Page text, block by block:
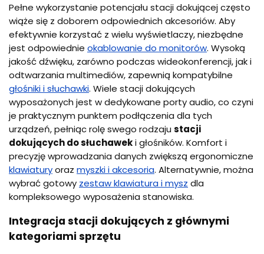
Pełne wykorzystanie potencjału stacji dokującej często
wiąże się z doborem odpowiednich akcesoriów. Aby
efektywnie korzystać z wielu wyświetlaczy, niezbędne
jest odpowiednie okablowanie do monitorów. Wysoką
jakość dźwięku, zarówno podczas wideokonferencji, jak i
odtwarzania multimediów, zapewnią kompatybilne
głośniki i słuchawki. Wiele stacji dokujących
wyposażonych jest w dedykowane porty audio, co czyni
je praktycznym punktem podłączenia dla tych
urządzeń, pełniąc rolę swego rodzaju stacji
dokujących do słuchaweki głośników. Komfort i
precyzję wprowadzania danych zwiększą ergonomiczne
klawiaturyoraz myszki i akcesoria. Alternatywnie, można
wybrać gotowy zestaw klawiatura i mysz dla
kompleksowego wyposażenia stanowiska.
Integracja stacji dokujących z głównymi
kategoriami sprzętu